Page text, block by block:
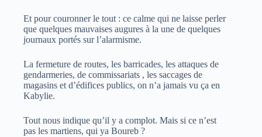
Et pour couronner le tout : ce calme qui ne laisse perler
que quelques mauvaises augures à la une de quelques
journaux portés sur l’alarmisme.
La fermeture de routes, les barricades, les attaques de
gendarmeries, de commissariats , les saccages de
magasins et d’édifices publics, on n’a jamais vu ça en
Kabylie.
Tout nous indique qu’il y a complot. Mais si ce n’est
pas les martiens, qui ya Boureb ?